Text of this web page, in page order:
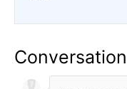
Conversation